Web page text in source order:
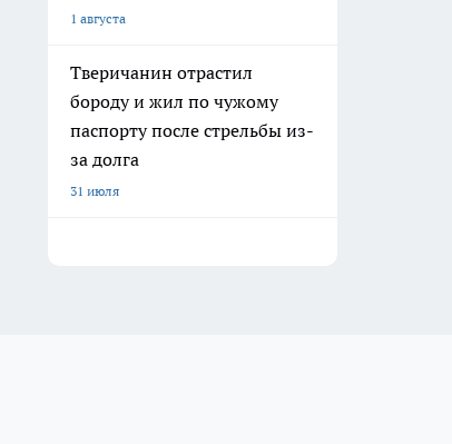
1 августа
Тверичанин отрастил
бороду и жил по чужому
паспорту после стрельбы из-
за долга
31 июля